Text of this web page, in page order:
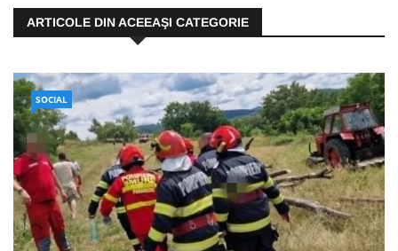
ARTICOLE DIN ACEEAŞI CATEGORIE
SOCIAL